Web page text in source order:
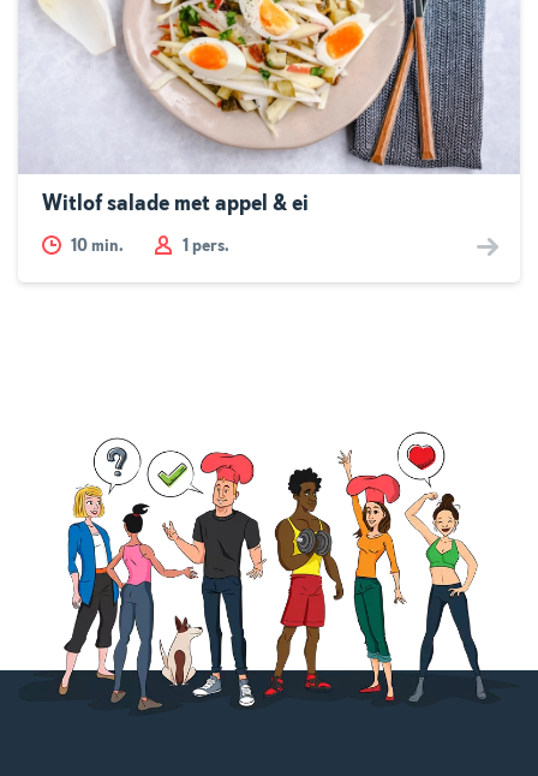
Witlof salade met appel & ei
10 min. 1 pers.